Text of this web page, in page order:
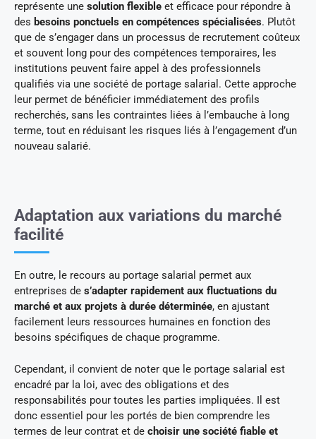
représente une solution flexible et efficace pour répondre à
des besoins ponctuels en compétences spécialisées. Plutôt
que de s’engager dans un processus de recrutement coûteux
et souvent long pour des compétences temporaires, les
institutions peuvent faire appel à des professionnels
qualifiés via une société de portage salarial. Cette approche
leur permet de bénéficier immédiatement des profils
recherchés, sans les contraintes liées à l’embauche à long
terme, tout en réduisant les risques liés à l’engagement d’un
nouveau salarié.
Adaptation aux variations du marché
facilité
En outre, le recours au portage salarial permet aux
entreprises de s’adapter rapidement aux fluctuations du
marché et aux projets à durée déterminée, en ajustant
facilement leurs ressources humaines en fonction des
besoins spécifiques de chaque programme.
Cependant, il convient de noter que le portage salarial est
encadré par la loi, avec des obligations et des
responsabilités pour toutes les parties impliquées. Il est
donc essentiel pour les portés de bien comprendre les
termes de leur contrat et de choisir une société fiable et